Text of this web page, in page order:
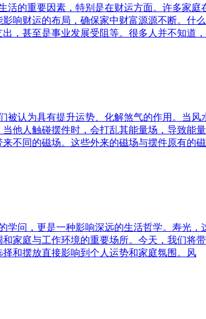
的重要因素，特别是在财运方面。许多家
响财运的布局，确保家中财富源源不断。什
，甚至是事业发展受阻等。很多人并不知道，
认为具有提升运势、化解煞气的作用。当
他人触碰摆件时，会打乱其能量场，导致能
不同的磁场。这些外来的磁场与摆件原有的
问，更是一种影响深远的生活哲学。寿光
家庭与工作环境的重要场所。今天，我们将
和摆放直接影响到个人运势和家庭氛围。风